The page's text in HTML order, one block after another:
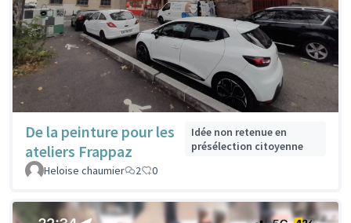
De la peinture pour les
ateliers Frappaz
Idée non retenue en
présélection citoyenne
Heloise chaumier
2 0